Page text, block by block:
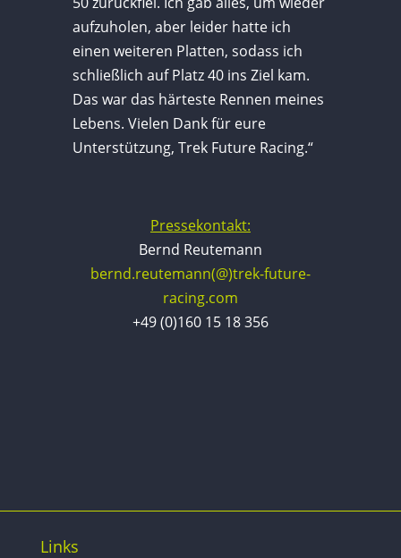
aufzuholen, aber leider hatte ich
einen weiteren Platten, sodass ich
schließlich auf Platz 40 ins Ziel kam.
Das war das härteste Rennen meines
Lebens. Vielen Dank für eure
Unterstützung, Trek Future Racing.“
Pressekontakt:
Bernd Reutemann
bernd.reutemann(@)trek-future-
racing.com
+49 (0)160 15 18 356
Links